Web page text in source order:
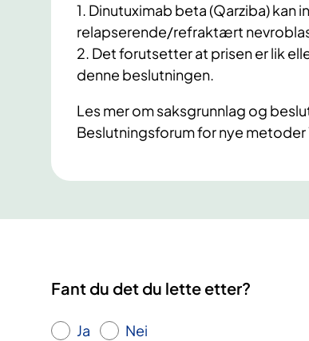
1. Dinutuximab beta (Qarziba)
relapserende/refraktært
2. Det forutsetter at prisen er lik
denne beslutningen.
Les mer om saksgrunnlag og
Beslutningsforum for nye
Fant du det du lette etter?
Ja Nei